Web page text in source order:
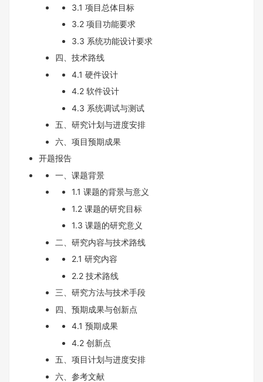
3.1 项目总体目标
3.2 项目功能要求
3.3 系统功能设计要求
四、技术路线
4.1 硬件设计
4.2 软件设计
4.3 系统调试与测试
五、研究计划与进度安排
六、项目预期成果
开题报告
一、课题背景
1.1 课题的背景与意义
1.2 课题的研究目标
1.3 课题的研究意义
二、研究内容与技术路线
2.1 研究内容
2.2 技术路线
三、研究方法与技术手段
四、预期成果与创新点
4.1 预期成果
4.2 创新点
五、项目计划与进度安排
六、参考文献